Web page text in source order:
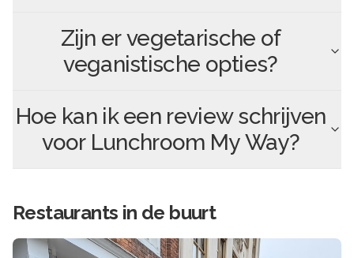
Zijn er vegetarische of
veganistische opties?
Hoe kan ik een review schrijven
voor Lunchroom My Way?
Restaurants in de buurt